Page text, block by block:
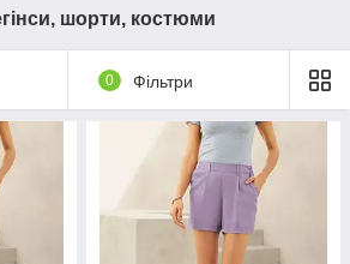
шорти, костюми
0 Фільтри